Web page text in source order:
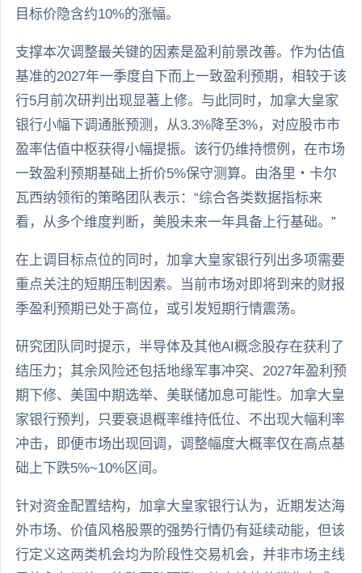
目标价隐含约10%的涨幅。
支撑本次调整最关键的因素是盈利前景改善。作为估值
基准的2027年一季度自下而上一致盈利预期，相较于该
行5月前次研判出现显著上修。与此同时，加拿大皇家
银行小幅下调通胀预测，从3.3%降至3%，对应股市市
盈率估值中枢获得小幅提振。该行仍维持惯例，在市场
一致盈利预期基础上折价5%保守测算。由洛里・卡尔
瓦西纳领衔的策略团队表示：“综合各类数据指标来
看，从多个维度判断，美股未来一年具备上行基础。”
在上调目标点位的同时，加拿大皇家银行列出多项需要
重点关注的短期压制因素。当前市场对即将到来的财报
季盈利预期已处于高位，或引发短期行情震荡。
研究团队同时提示，半导体及其他AI概念股存在获利了
结压力；其余风险还包括地缘军事冲突、2027年盈利预
期下修、美国中期选举、美联储加息可能性。加拿大皇
家银行预判，只要衰退概率维持低位、不出现大幅利率
冲击，即便市场出现回调，调整幅度大概率仅在高点基
础上下跌5%~10%区间。
针对资金配置结构，加拿大皇家银行认为，近期发达海
外市场、价值风格股票的强势行情仍有延续动能，但该
行定义这两类机会均为阶段性交易机会，并非市场主线